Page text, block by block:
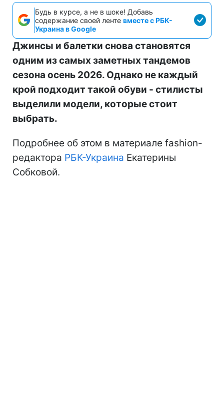
Будь в курсе, а не в шоке! Добавь
содержание своей ленте вместе с РБК-
Украина в Google
Джинсы и балетки снова становятся
одним из самых заметных тандемов
сезона осень 2026. Однако не каждый
крой подходит такой обуви - стилисты
выделили модели, которые стоит
выбрать.
Подробнее об этом в материале fashion-
редактора РБК-Украина Екатерины
Собковой.